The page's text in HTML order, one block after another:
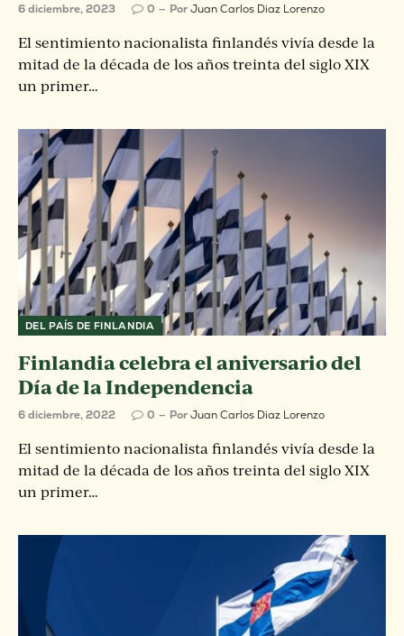
6 diciembre, 2023 0 PorJuan Carlos Diaz Lorenzo
El sentimiento nacionalista finlandés vivía desde la
mitad de la década de los años treinta del siglo XIX
un primer…
DEL PAÍS DE FINLANDIA
Finlandia celebra el aniversario del
Día de la Independencia
6 diciembre, 2022 0 PorJuan Carlos Diaz Lorenzo
El sentimiento nacionalista finlandés vivía desde la
mitad de la década de los años treinta del siglo XIX
un primer…